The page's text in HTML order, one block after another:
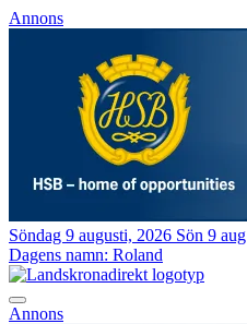
Annons
Söndag 9 augusti, 2026 Sön 9 aug
Dagens namn: Roland
Annons